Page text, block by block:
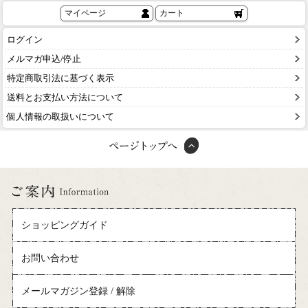
マイページ カート
ログイン
メルマガ申込/停止
特定商取引法に基づく表示
送料とお支払い方法について
個人情報の取扱いについて
ショッピングガイド
お問い合わせ
メールマガジン登録 / 解除